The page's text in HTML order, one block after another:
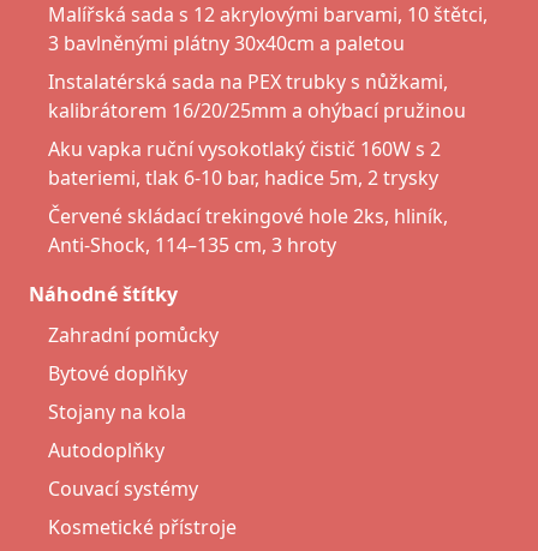
Malířská sada s 12 akrylovými barvami, 10 štětci,
3 bavlněnými plátny 30x40cm a paletou
Instalatérská sada na PEX trubky s nůžkami,
kalibrátorem 16/20/25mm a ohýbací pružinou
Aku vapka ruční vysokotlaký čistič 160W s 2
bateriemi, tlak 6-10 bar, hadice 5m, 2 trysky
Červené skládací trekingové hole 2ks, hliník,
Anti-Shock, 114–135 cm, 3 hroty
Náhodné štítky
Zahradní pomůcky
Bytové doplňky
Stojany na kola
Autodoplňky
Couvací systémy
Kosmetické přístroje